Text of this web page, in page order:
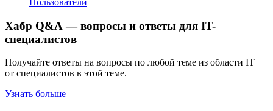
Пользователи
Хабр Q&A — вопросы и ответы для IT-
специалистов
Получайте ответы на вопросы по любой теме из области IT
от специалистов в этой теме.
Узнать больше